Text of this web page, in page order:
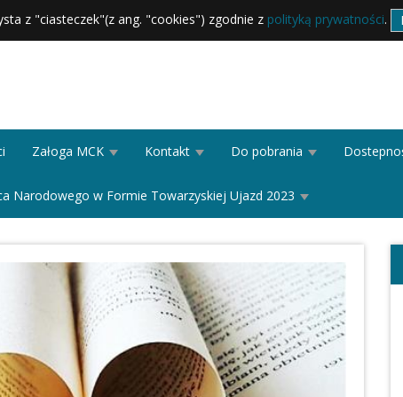
z "ciasteczek"(z ang. "cookies") zgodnie z polityką prywatności.
Załoga MCK Kontakt Do pobrania
Narodowego w Formie Towarzyskiej Ujazd 2023